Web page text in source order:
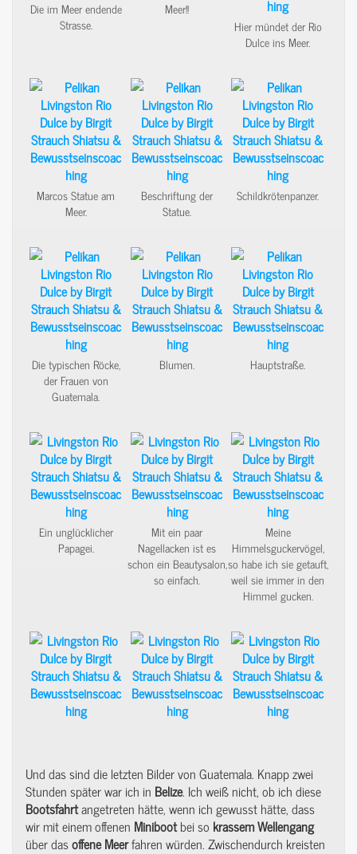
Die im Meer endende
Strasse.
Meer!!
Hier mündet der Rio
Dulce ins Meer.
Marcos Statue am
Meer.
Beschriftung der
Statue.
Schildkrötenpanzer.
Die typischen Röcke,
der Frauen von
Guatemala.
Blumen. Hauptstraße.
Ein unglücklicher
Papagei.
Mit ein paar
Nagellacken ist es
schon ein Beautysalon,
so einfach.
Meine
Himmelsguckervögel,
so habe ich sie getauft,
weil sie immer in den
Himmel gucken.
Und das sind die letzten Bilder von Guatemala. Knapp zwei
Stunden später war ich in Belize. Ich weiß nicht, ob ich diese
Bootsfahrtangetreten hätte, wenn ich gewusst hätte, dass
wir mit einem offenen Minibootbei so krassemWellengang
über dasoffeneMeerfahren würden. Zwischendurch kreisten